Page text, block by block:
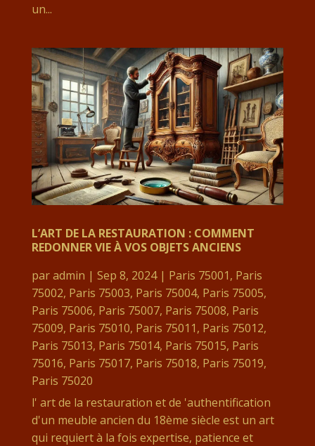
un...
L’ART DE LA RESTAURATION : COMMENT
REDONNER VIE À VOS OBJETS ANCIENS
paradmin | Sep 8, 2024| Paris 75001, Paris
75002, Paris 75003, Paris 75004, Paris 75005,
Paris 75006, Paris 75007, Paris 75008, Paris
75009, Paris 75010, Paris 75011, Paris 75012,
Paris 75013, Paris 75014, Paris 75015, Paris
75016, Paris 75017, Paris 75018, Paris 75019,
Paris 75020
l' art de la restauration et de 'authentification
d'un meuble ancien du 18ème siècle est un art
qui requiert à la fois expertise, patience et